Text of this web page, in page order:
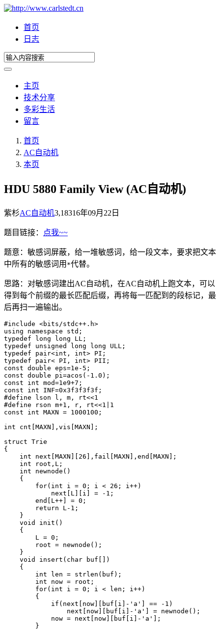
首页
日志
主页
技术分享
多彩生活
留言
首页
AC自动机
本页
HDU 5880 Family View (AC自动机)
紫杉AC自动机3,18316年09月22日
题目链接： 点我~~
题意：敏感词屏蔽，给一堆敏感词，给一段文本，要求把文本
中所有的敏感词用 *代替。
思路：对敏感词建出AC自动机，在AC自动机上跑文本，可以
得到每个前缀的最长匹配后缀，再将每一匹配到的段标记，最
后再扫一遍输出。
#include <bits/stdc++.h>
using namespace std;
typedef long long LL;
typedef unsigned long long ULL;
typedef pair<int, int> PI;
typedef pair< PI, int> PII;
const double eps=1e-5;
const double pi=acos(-1.0);
const int mod=1e9+7;
const int INF=0x3f3f3f3f;
#define lson l, m, rt<<1
#define rson m+1, r, rt<<1|1
const int MAXN = 1000100;
int cnt[MAXN],vis[MAXN];
struct Trie
{
    int next[MAXN][26],fail[MAXN],end[MAXN];
    int root,L;
    int newnode()
    {
        for(int i = 0; i < 26; i++)
            next[L][i] = -1;
        end[L++] = 0;
        return L-1;
    }
    void init()
    {
        L = 0;
        root = newnode();
    }
    void insert(char buf[])
    {
        int len = strlen(buf);
        int now = root;
        for(int i = 0; i < len; i++)
        {
            if(next[now][buf[i]-'a'] == -1)
                next[now][buf[i]-'a'] = newnode();
            now = next[now][buf[i]-'a'];
        }